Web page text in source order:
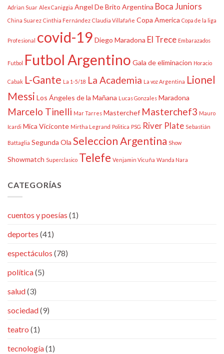
Adrian Suar Alex Caniggia Angel De Brito Argentina Boca Juniors
China Suarez Cinthia Fernández Claudia Villafañe Copa America Copa de la liga
Profesional covid-19 Diego Maradona El Trece Embarazados
Futbol Futbol Argentino Gala de eliminacion Horacio
Cabak L-Gante La 1-5/18 La Academia La voz Argentina Lionel
Messi Los Ángeles de la Mañana Lucas Gonzales Maradona
Marcelo Tinelli Mar Tarres Masterchef Masterchef3 Mauro
Icardi Mica Viciconte Mirtha Legrand Politica PSG River Plate Sebastián
Battaglia Segunda Ola Seleccion Argentina Show
Showmatch Superclasico Telefe Venjamin Vicuña Wanda Nara
CATEGORÍAS
cuentos y poesías (1)
deportes (41)
espectáculos (78)
política(5)
salud(3)
sociedad(9)
teatro (1)
tecnología(1)